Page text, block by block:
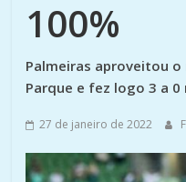
100%
Palmeiras aproveitou
Parque e fez logo 3 a
27 de janeiro de 2022